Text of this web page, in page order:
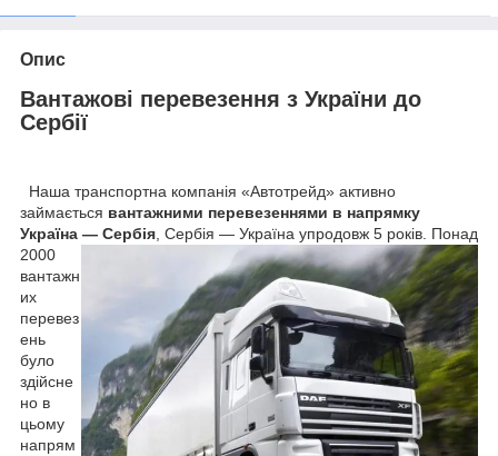
Опис
Вантажові перевезення з України до
Сербії
Наша транспортна компанія «Автотрейд» активно
займається вантажними перевезеннями в напрямку
Україна — Сербія, Сербія — Україна упродовж 5 років. Понад
2000
вантажн
их
перевез
ень
було
здійсне
но в
цьому
напрям